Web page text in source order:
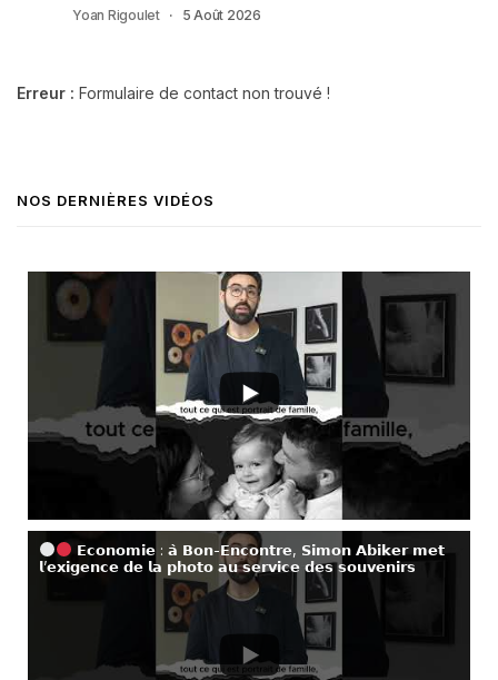
Yoan Rigoulet 5 Août 2026
Erreur : Formulaire de contact non trouvé !
NOS DERNIÈRES VIDÉOS
𝗘𝗰𝗼𝗻𝗼𝗺𝗶𝗲 : 𝗮̀ 𝗕𝗼𝗻-𝗘𝗻𝗰𝗼𝗻𝘁𝗿𝗲, 𝗦𝗶𝗺𝗼𝗻 𝗔𝗯𝗶𝗸𝗲𝗿 𝗺𝗲𝘁
𝗹’𝗲𝘅𝗶𝗴𝗲𝗻𝗰𝗲 𝗱𝗲 𝗹𝗮 𝗽𝗵𝗼𝘁𝗼 𝗮𝘂 𝘀𝗲𝗿𝘃𝗶𝗰𝗲 𝗱𝗲𝘀 𝘀𝗼𝘂𝘃𝗲𝗻𝗶𝗿𝘀